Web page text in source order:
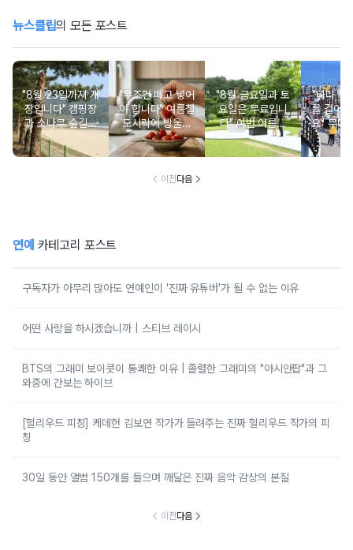
뉴스클립의 모든 포스트
"8월 23일까지 개
장입니다" 캠핑장
과 소나무 숲길이
붙어있는 조용한
남해 해수욕장
"무조건 떼고 넣어
야 합니다" 여름철
도시락에 방울토
마토 꼭지 그대로
넣으면 생기는 일
"8월 금요일과 토
요일은 무료입니
다" 이번 여름에
무료로 입장 가능
한 의미 있는 여행
"바다 위
를 걸어
요" 무더
만드는
풍경
이전다음
연예 카테고리 포스트
구독자가 아무리 많아도 연예인이 '진짜 유튜버'가 될 수 없는 이유
어떤 사랑을 하시겠습니까 | 스티브 레이시
BTS의 그래미 보이콧이 통쾌한 이유 | 졸렬한 그래미의 "아시안팝"과 그
와중에 간보는 하이브
[헐리우드 피칭] 케데헌 김보연 작가가 들려주는 진짜 헐리우드 작가의 피
칭
30일 동안 앨범 150개를 들으며 깨달은 진짜 음악 감상의 본질
이전다음